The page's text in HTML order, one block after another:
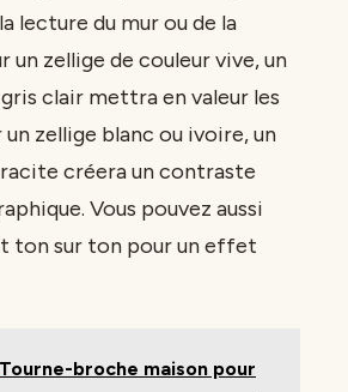
lecture du mur ou de la
un zellige de couleur vive, un
clair mettra en valeur les
un zellige blanc ou ivoire, un
créera un contraste
Vous pouvez aussi
ton sur ton pour un effet
Tourne-broche maison pour